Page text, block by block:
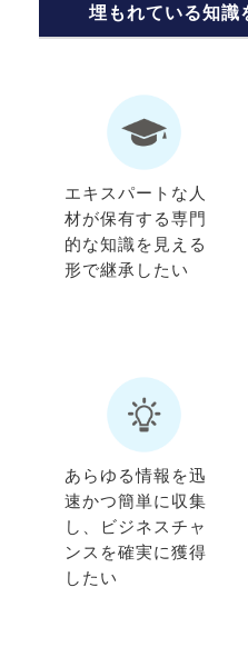
埋もれている知識
エキスパートな人
材が保有する専門
的な知識を見える
形で継承したい
あらゆる情報を迅
速かつ簡単に収集
し、ビジネスチャ
ンスを確実に獲得
したい